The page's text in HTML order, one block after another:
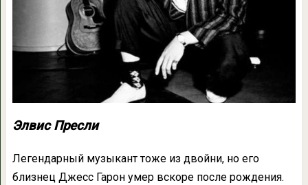
Элвис Пресли
Легендарный музыкант тоже из двойни, но его
близнец Джесс Гарон умер вскоре после рождения.